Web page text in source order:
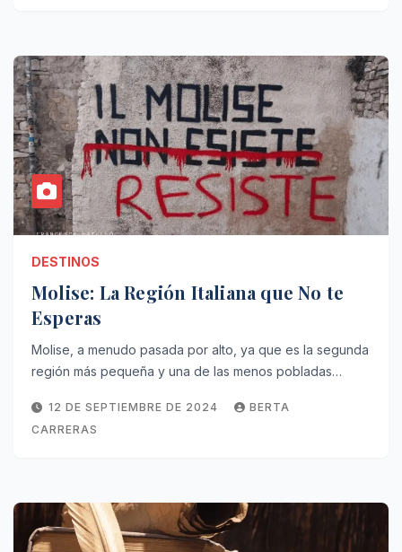
DESTINOS
Molise: La Región Italiana que No te
Esperas
Molise, a menudo pasada por alto, ya que es la segunda
región más pequeña y una de las menos pobladas…
12 DE SEPTIEMBRE DE 2024
BERTA
CARRERAS